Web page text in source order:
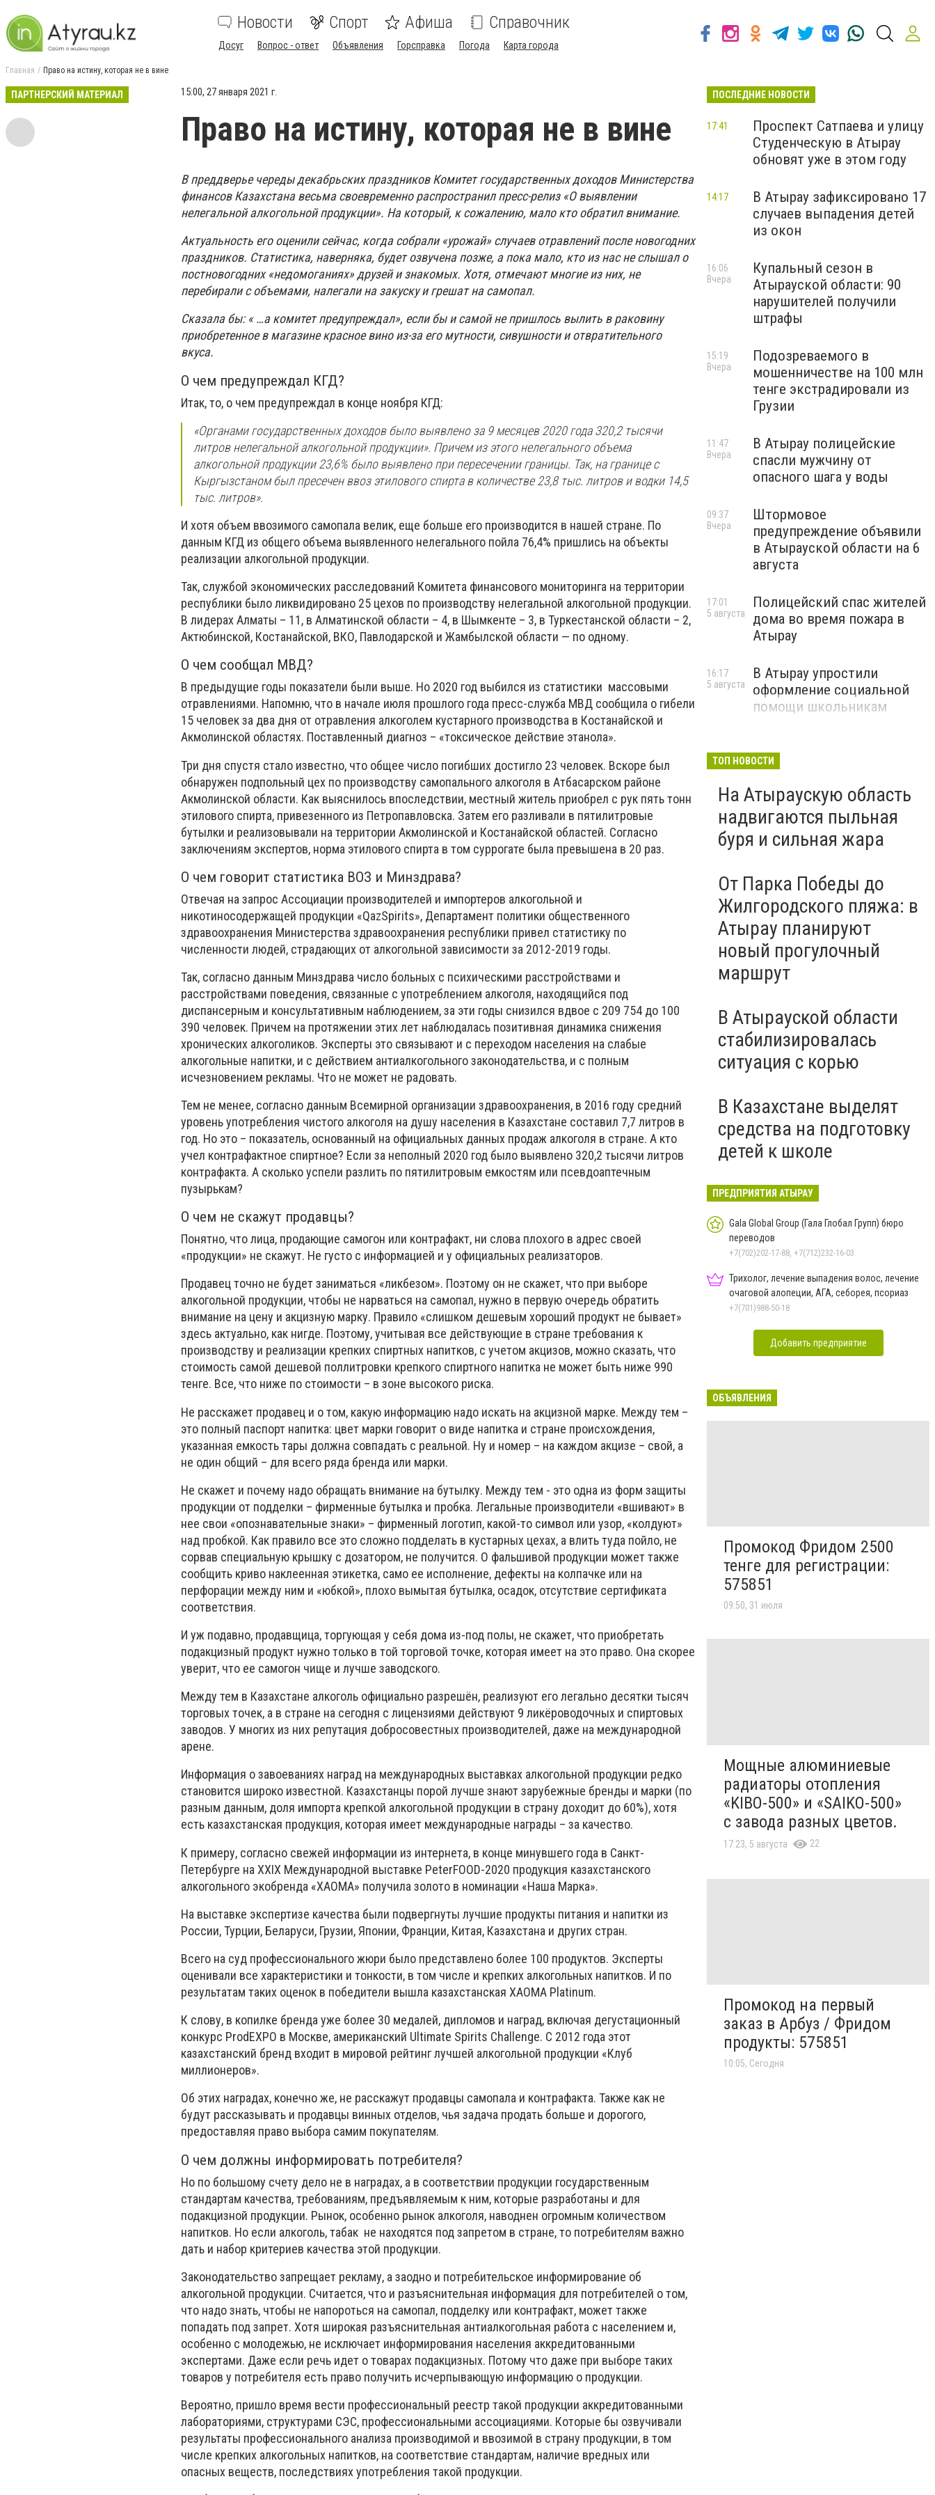
Новости Спорт Афиша Справочник
Досуг Вопрос - ответ Объявления Горсправка Погода Карта города
Главная Право на истину, которая не в вине
ПАРТНЕРСКИЙ МАТЕРИАЛ 15:00, 27 января 2021 г.
Право на истину, которая не в вине
В преддверье череды декабрьских праздников Комитет государственных доходов Министерства
финансов Казахстана весьма своевременно распространил пресс-релиз «О выявлении
нелегальной алкогольной продукции». На который, к сожалению, мало кто обратил внимание.
Актуальность его оценили сейчас, когда собрали «урожай» случаев отравлений после новогодних
праздников. Статистика, наверняка, будет озвучена позже, а пока мало, кто из нас не слышал о
постновогодних «недомоганиях» друзей и знакомых. Хотя, отмечают многие из них, не
перебирали с объемами, налегали на закуску и грешат на самопал.
Сказала бы: « …а комитет предупреждал», еcли бы и самой не пришлось вылить в раковину
приобретенное в магазине красное вино из-за его мутности, сивушности и отвратительного
вкуса.
О чем предупреждал КГД?
Итак, то, о чем предупреждал в конце ноября КГД:
«Органами государственных доходов было выявлено за 9 месяцев 2020 года 320,2 тысячи
литров нелегальной алкогольной продукции». Причем из этого нелегального объема
алкогольной продукции 23,6% было выявлено при пересечении границы. Так, на границе с
Кыргызстаном был пресечен ввоз этилового спирта в количестве 23,8 тыс. литров и водки 14,5
тыс. литров».
И хотя объем ввозимого самопала велик, еще больше его производится в нашей стране. По
данным КГД из общего объема выявленного нелегального пойла 76,4% пришлись на объекты
реализации алкогольной продукции.
Так, службой экономических расследований Комитета финансового мониторинга на территории
республики было ликвидировано 25 цехов по производству нелегальной алкогольной продукции.
В лидерах Алматы – 11, в Алматинской области – 4, в Шымкенте – 3, в Туркестанской области – 2,
Актюбинской, Костанайской, ВКО, Павлодарской и Жамбылской области — по одному.
О чем сообщал МВД?
В предыдущие годы показатели были выше. Но 2020 год выбился из статистики массовыми
отравлениями. Напомню, что в начале июля прошлого года пресс-служба МВД сообщила о гибели
15 человек за два дня от отравления алкоголем кустарного производства в Костанайской и
Акмолинской областях. Поставленный диагноз – «токсическое действие этанола».
Три дня спустя стало известно, что общее число погибших достигло 23 человек. Вскоре был
обнаружен подпольный цех по производству самопального алкоголя в Атбасарском районе
Акмолинской области. Как выяснилось впоследствии, местный житель приобрел с рук пять тонн
этилового спирта, привезенного из Петропавловска. Затем его разливали в пятилитровые
бутылки и реализовывали на территории Акмолинской и Костанайской областей. Согласно
заключениям экспертов, норма этилового спирта в том суррогате была превышена в 20 раз.
О чем говорит статистика ВОЗ и Минздрава?
Отвечая на запрос Ассоциации производителей и импортеров алкогольной и
никотиносодержащей продукции «QazSpirits», Департамент политики общественного
здравоохранения Министерства здравоохранения республики привел статистику по
численности людей, страдающих от алкогольной зависимости за 2012-2019 годы.
Так, согласно данным Минздрава число больных с психическими расстройствами и
расстройствами поведения, связанные с употреблением алкоголя, находящийся под
диспансерным и консультативным наблюдением, за эти годы снизился вдвое с 209 754 до 100
390 человек. Причем на протяжении этих лет наблюдалась позитивная динамика снижения
хронических алкоголиков. Эксперты это связывают и с переходом населения на слабые
алкогольные напитки, и с действием антиалкогольного законодательства, и с полным
исчезновением рекламы. Что не может не радовать.
Тем не менее, согласно данным Всемирной организации здравоохранения, в 2016 году средний
уровень употребления чистого алкоголя на душу населения в Казахстане составил 7,7 литров в
год. Но это – показатель, основанный на официальных данных продаж алкоголя в стране. А кто
учел контрафактное спиртное? Если за неполный 2020 год было выявлено 320,2 тысячи литров
контрафакта. А сколько успели разлить по пятилитровым емкостям или псевдоаптечным
пузырькам?
О чем не скажут продавцы?
Понятно, что лица, продающие самогон или контрафакт, ни слова плохого в адрес своей
«продукции» не скажут. Не густо с информацией и у официальных реализаторов.
Продавец точно не будет заниматься «ликбезом». Поэтому он не скажет, что при выборе
алкогольной продукции, чтобы не нарваться на самопал, нужно в первую очередь обратить
внимание на цену и акцизную марку. Правило «слишком дешевым хороший продукт не бывает»
здесь актуально, как нигде. Поэтому, учитывая все действующие в стране требования к
производству и реализации крепких спиртных напитков, с учетом акцизов, можно сказать, что
стоимость самой дешевой поллитровки крепкого спиртного напитка не может быть ниже 990
тенге. Все, что ниже по стоимости – в зоне высокого риска.
Не расскажет продавец и о том, какую информацию надо искать на акцизной марке. Между тем –
это полный паспорт напитка: цвет марки говорит о виде напитка и стране происхождения,
указанная емкость тары должна совпадать с реальной. Ну и номер – на каждом акцизе – свой, а
не один общий – для всего ряда бренда или марки.
Не скажет и почему надо обращать внимание на бутылку. Между тем - это одна из форм защиты
продукции от подделки – фирменные бутылка и пробка. Легальные производители «вшивают» в
нее свои «опознавательные знаки» – фирменный логотип, какой-то символ или узор, «колдуют»
над пробкой. Как правило все это сложно подделать в кустарных цехах, а влить туда пойло, не
сорвав специальную крышку с дозатором, не получится. О фальшивой продукции может также
сообщить криво наклеенная этикетка, само ее исполнение, дефекты на колпачке или на
перфорации между ним и «юбкой», плохо вымытая бутылка, осадок, отсутствие сертификата
соответствия.
И уж подавно, продавщица, торгующая у себя дома из-под полы, не скажет, что приобретать
подакцизный продукт нужно только в той торговой точке, которая имеет на это право. Она скорее
уверит, что ее самогон чище и лучше заводского.
Между тем в Казахстане алкоголь официально разрешён, реализуют его легально десятки тысяч
торговых точек, а в стране на сегодня с лицензиями действуют 9 ликёроводочных и спиртовых
заводов. У многих из них репутация добросовестных производителей, даже на международной
арене.
Информация о завоеваниях наград на международных выставках алкогольной продукции редко
становится широко известной. Казахстанцы порой лучше знают зарубежные бренды и марки (по
разным данным, доля импорта крепкой алкогольной продукции в страну доходит до 60%), хотя
есть казахстанская продукция, которая имеет международные награды – за качество.
К примеру, согласно свежей информации из интернета, в конце минувшего года в Санкт-
Петербурге на ХХIX Международной выставке PeterFOOD-2020 продукция казахстанского
алкогольного экобренда «ХАОМА» получила золото в номинации «Наша Марка».
На выставке экспертизе качества были подвергнуты лучшие продукты питания и напитки из
России, Турции, Беларуси, Грузии, Японии, Франции, Китая, Казахстана и других стран.
Всего на суд профессионального жюри было представлено более 100 продуктов. Эксперты
оценивали все характеристики и тонкости, в том числе и крепких алкогольных напитков. И по
результатам таких оценок в победители вышла казахстанская ХАОМА Platinum.
К слову, в копилке бренда уже более 30 медалей, дипломов и наград, включая дегустационный
конкурс ProdEXPO в Москве, американский Ultimate Spirits Challenge. С 2012 года этот
казахстанский бренд входит в мировой рейтинг лучшей алкогольной продукции «Клуб
миллионеров».
Об этих наградах, конечно же, не расскажут продавцы самопала и контрафакта. Также как не
будут рассказывать и продавцы винных отделов, чья задача продать больше и дорогого,
предоставляя право выбора самим покупателям.
О чем должны информировать потребителя?
Но по большому счету дело не в наградах, а в соответствии продукции государственным
стандартам качества, требованиям, предъявляемым к ним, которые разработаны и для
подакцизной продукции. Рынок, особенно рынок алкоголя, наводнен огромным количеством
напитков. Но если алкоголь, табак не находятся под запретом в стране, то потребителям важно
дать и набор критериев качества этой продукции.
Законодательство запрещает рекламу, а заодно и потребительское информирование об
алкогольной продукции. Считается, что и разъяснительная информация для потребителей о том,
что надо знать, чтобы не напороться на самопал, подделку или контрафакт, может также
попадать под запрет. Хотя широкая разъяснительная антиалкогольная работа с населением и,
особенно с молодежью, не исключает информирования населения аккредитованными
экспертами. Даже если речь идет о товарах подакцизных. Потому что даже при выборе таких
товаров у потребителя есть право получить исчерпывающую информацию о продукции.
Вероятно, пришло время вести профессиональный реестр такой продукции аккредитованными
лабораториями, структурами СЭС, профессиональными ассоциациями. Которые бы озвучивали
результаты профессионального анализа производимой и ввозимой в страну продукции, в том
числе крепких алкогольных напитков, на соответствие стандартам, наличие вредных или
опасных веществ, последствиях употребления такой продукции.
ПОСЛЕДНИЕ НОВОСТИ
Проспект Сатпаева и улицу
Студенческую в Атырау
обновят уже в этом году
17:41
В Атырау зафиксировано 17
случаев выпадения детей
из окон
14:17
Купальный сезон в
Атырауской области: 90
нарушителей получили
штрафы
16:06
Вчера
Подозреваемого в
мошенничестве на 100 млн
тенге экстрадировали из
Грузии
15:19
Вчера
В Атырау полицейские
спасли мужчину от
опасного шага у воды
11:47
Вчера
Штормовое
предупреждение объявили
в Атырауской области на 6
августа
09:37
Вчера
Полицейский спас жителей
дома во время пожара в
Атырау
17:01
5 августа
В Атырау упростили
оформление социальной
помощи школьникам
16:17
5 августа
ТОП НОВОСТИ
На Атыраускую область
надвигаются пыльная
буря и сильная жара
От Парка Победы до
Жилгородского пляжа: в
Атырау планируют
новый прогулочный
маршрут
В Атырауской области
стабилизировалась
ситуация с корью
В Казахстане выделят
средства на подготовку
детей к школе
ПРЕДПРИЯТИЯ АТЫРАУ
Gala Global Group (Гала Глобал Групп) бюро
переводов
+7(702)202-17-88, +7(712)232-16-03
Трихолог, лечение выпадения волос, лечение
очаговой алопеции, АГА, себорея, псориаз
+7(701)988-50-18
Добавить предприятие
ОБЪЯВЛЕНИЯ
Промокод Фридом 2500
тенге для регистрации:
575851
09:50, 31 июля
Мощные алюминиевые
радиаторы отопления
«KIBO-500» и «SAIKO-500»
с завода разных цветов.
17:23, 5 августа 22
Промокод на первый
заказ в Арбуз / Фридом
продукты: 575851
10:05, Сегодня